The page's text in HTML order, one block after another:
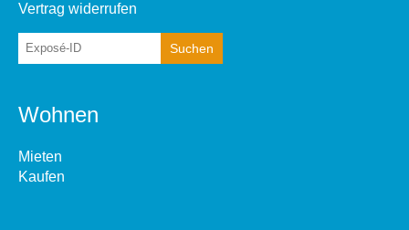
Vertrag widerrufen
Wohnen
Mieten
Kaufen